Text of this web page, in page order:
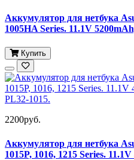
Аккумулятор для нетбука
1005HA Series. 11.1V
Купить
2200руб.
Аккумулятор для нетбука
1015P, 1016, 1215 Series.